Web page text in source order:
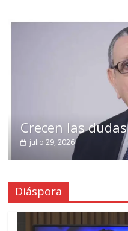
Crecen las dudas
julio 29, 2026
Diáspora